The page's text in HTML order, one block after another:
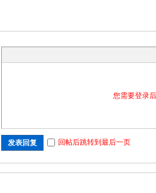
您需要登录
发表回复 回帖后跳转到最后一页